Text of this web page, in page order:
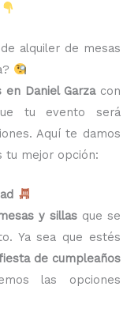
alquiler de mesas
Daniel Garzacon
tu evento será
Aquí te damos
tu mejor opción:
y sillasque se
Ya sea que estés
de cumpleaños
las opciones